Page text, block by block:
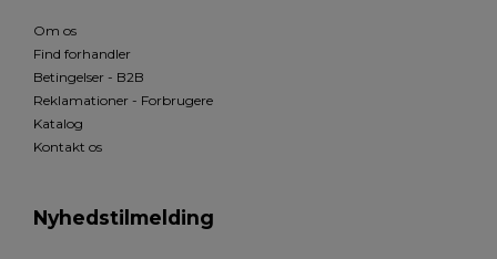
Om os
Find forhandler
Betingelser - B2B
Reklamationer - Forbrugere
Katalog
Kontakt os
Nyhedstilmelding